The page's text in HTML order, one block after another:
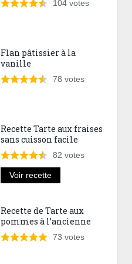
104 votes
Flan pâtissier à la
vanille
78 votes
Recette Tarte aux fraises
sans cuisson facile
82 votes
Voir recette
Recette de Tarte aux
pommes à l’ancienne
73 votes